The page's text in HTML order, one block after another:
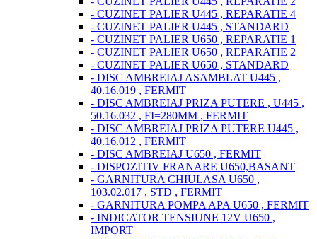
- CUZINET PALIER U445 , REPARATIE 4
- CUZINET PALIER U445 , STANDARD
- CUZINET PALIER U650 , REPARATIE 1
- CUZINET PALIER U650 , REPARATIE 2
- CUZINET PALIER U650 , STANDARD
- DISC AMBREIAJ ASAMBLAT U445 ,
40.16.019 , FERMIT
- DISC AMBREIAJ PRIZA PUTERE , U445 ,
50.16.032 , FI=280MM , FERMIT
- DISC AMBREIAJ PRIZA PUTERE U445 ,
40.16.012 , FERMIT
- DISC AMBREIAJ U650 , FERMIT
- DISPOZITIV FRANARE U650,BASANT
- GARNITURA CHIULASA U650 ,
103.02.017 , STD , FERMIT
- GARNITURA POMPA APA U650 , FERMIT
- INDICATOR TENSIUNE 12V U650 ,
IMPORT